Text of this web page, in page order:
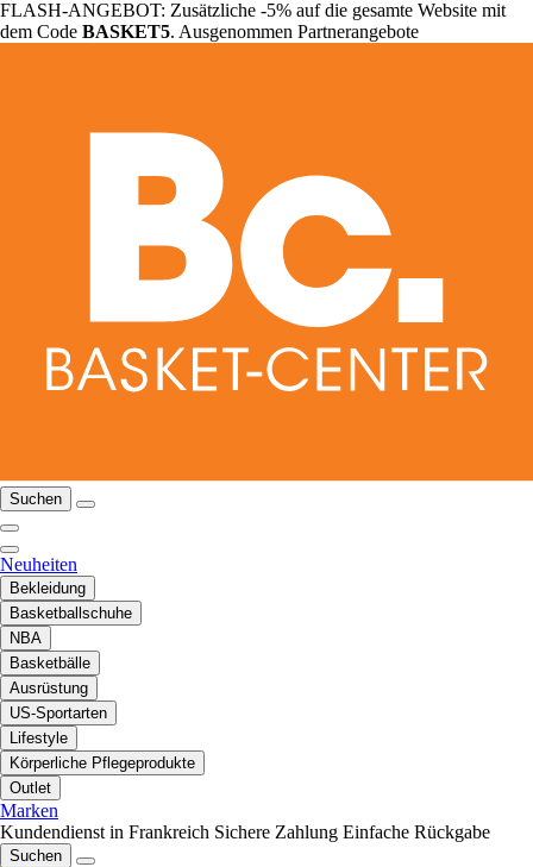
FLASH-ANGEBOT: Zusätzliche -5% auf die gesamte Website mit
dem Code BASKET5. Ausgenommen Partnerangebote
Suchen
Neuheiten
Bekleidung
Basketballschuhe
NBA
Basketbälle
Ausrüstung
US-Sportarten
Lifestyle
Körperliche Pflegeprodukte
Outlet
Marken
Kundendienst in Frankreich Sichere Zahlung Einfache Rückgabe
Suchen